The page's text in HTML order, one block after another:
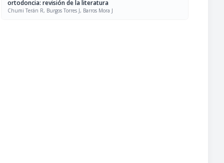
ortodoncia: revisión de la literatura
Chumi Terán R, Burgos Torres J, Barros Mora J